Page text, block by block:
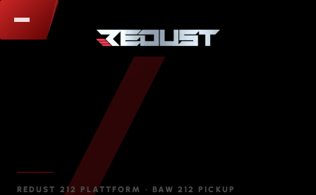
REDUST 212 PLATTFORM · BAW 212 PICKUP